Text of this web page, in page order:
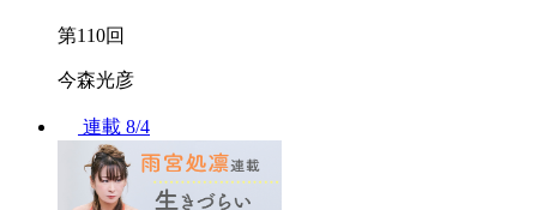
第110回
今森光彦
連載 8/4